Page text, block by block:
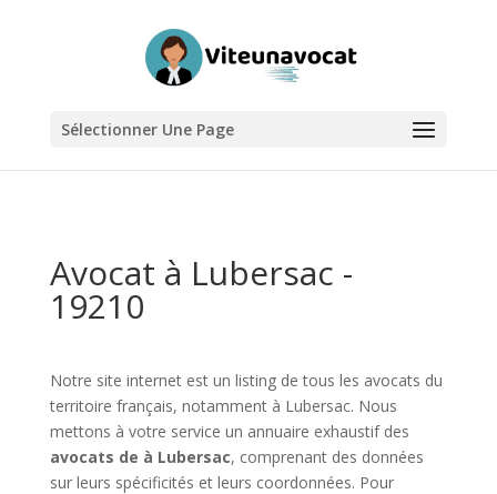
Sélectionner Une Page
Avocat à Lubersac -
19210
Notre site internet est un listing de tous les avocats du
territoire français, notamment à Lubersac. Nous
mettons à votre service un annuaire exhaustif des
avocats de à Lubersac, comprenant des données
sur leurs spécificités et leurs coordonnées. Pour